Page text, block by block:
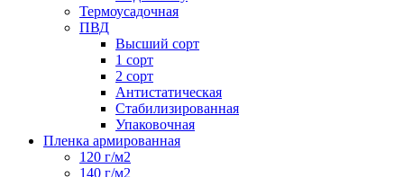
Термоусадочная
ПВД
Высший сорт
1 сорт
2 сорт
Антистатическая
Стабилизированная
Упаковочная
Пленка армированная
120 г/м2
140 г/м2